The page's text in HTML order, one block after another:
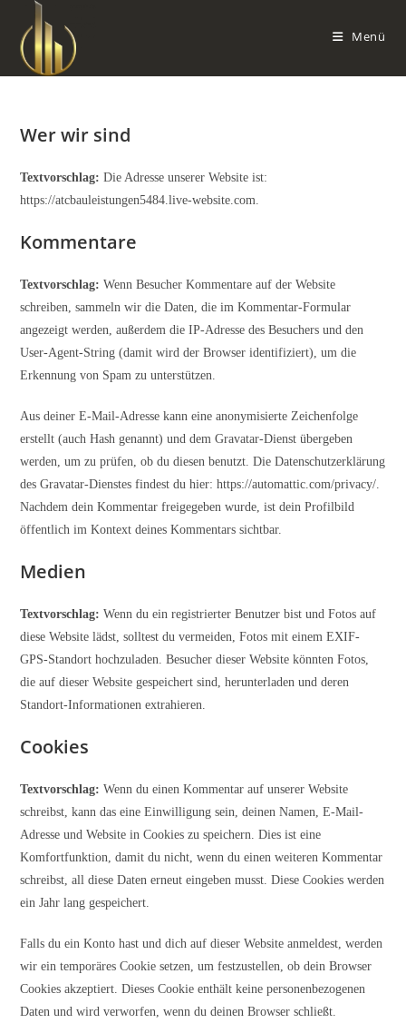
Inhalt
springen
Menü
Wer wir sind
Textvorschlag:Die Adresse unserer Website ist:
https://atcbauleistungen5484.live-website.com.
Kommentare
Textvorschlag:Wenn Besucher Kommentare auf der Website
schreiben, sammeln wir die Daten, die im Kommentar-Formular
angezeigt werden, außerdem die IP-Adresse des Besuchers und den
User-Agent-String (damit wird der Browser identifiziert), um die
Erkennung von Spam zu unterstützen.
Aus deiner E-Mail-Adresse kann eine anonymisierte Zeichenfolge
erstellt (auch Hash genannt) und dem Gravatar-Dienst übergeben
werden, um zu prüfen, ob du diesen benutzt. Die Datenschutzerklärung
des Gravatar-Dienstes findest du hier: https://automattic.com/privacy/.
Nachdem dein Kommentar freigegeben wurde, ist dein Profilbild
öffentlich im Kontext deines Kommentars sichtbar.
Medien
Textvorschlag:Wenn du ein registrierter Benutzer bist und Fotos auf
diese Website lädst, solltest du vermeiden, Fotos mit einem EXIF-
GPS-Standort hochzuladen. Besucher dieser Website könnten Fotos,
die auf dieser Website gespeichert sind, herunterladen und deren
Standort-Informationen extrahieren.
Cookies
Textvorschlag:Wenn du einen Kommentar auf unserer Website
schreibst, kann das eine Einwilligung sein, deinen Namen, E-Mail-
Adresse und Website in Cookies zu speichern. Dies ist eine
Komfortfunktion, damit du nicht, wenn du einen weiteren Kommentar
schreibst, all diese Daten erneut eingeben musst. Diese Cookies werden
ein Jahr lang gespeichert.
Falls du ein Konto hast und dich auf dieser Website anmeldest, werden
wir ein temporäres Cookie setzen, um festzustellen, ob dein Browser
Cookies akzeptiert. Dieses Cookie enthält keine personenbezogenen
Daten und wird verworfen, wenn du deinen Browser schließt.